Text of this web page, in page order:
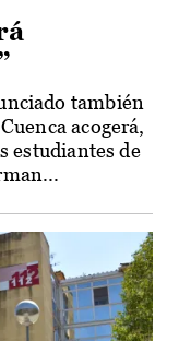
también
acogerá,
estudiantes de